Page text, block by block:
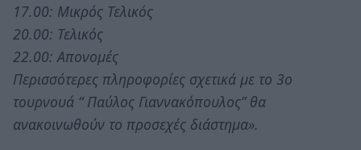
17.00: Μικρός Τελικός
20.00: Τελικός
22.00: Απονομές
Περισσότερες πληροφορίες σχετικά με το 3ο
τουρνουά “ Παύλος Γιαννακόπουλος” θα
ανακοινωθούν το προσεχές διάστημα».